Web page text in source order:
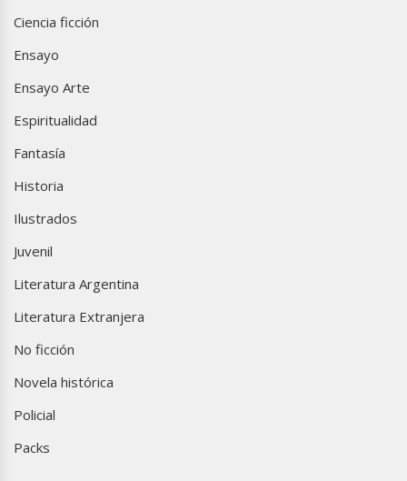
Ciencia ficción
Ensayo
Ensayo Arte
Espiritualidad
Fantasía
Historia
Ilustrados
Juvenil
Literatura Argentina
Literatura Extranjera
No ficción
Novela histórica
Policial
Packs